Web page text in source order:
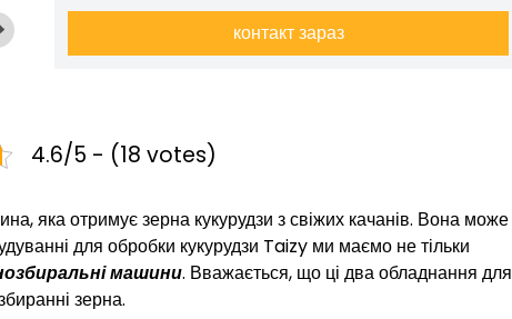
контакт зараз
4.6/5 - (18 votes)
яка отримує зерна кукурудзи з свіжих качанів. Вона може
для обробки кукурудзи Taizy ми маємо не тільки
машини. Вважається, що ці два обладнання для
зерна.